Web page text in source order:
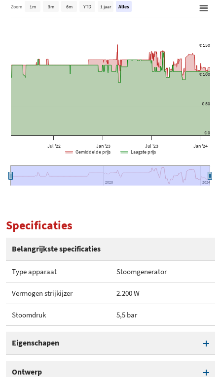
Jul '22 Jan '23 Jul '23 Jan '24
2023
2023 2024
2024
€ 0
€ 50
€ 100
€ 150
Zoom 1m 3m 6m YTD 1 jaar Alles
Gemiddelde prijs Laagste prijs
Specificaties
Belangrijkste specificaties
Type apparaat Stoomgenerator
Vermogen strijkijzer 2.200 W
Stoomdruk 5,5 bar
Eigenschapen
Ontwerp